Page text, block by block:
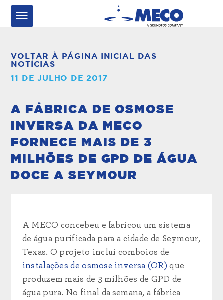
VOLTAR À PÁGINA INICIAL DAS
NOTÍCIAS
11 DE JULHO DE 2017
A FÁBRICA DE OSMOSE
INVERSA DA MECO
FORNECE MAIS DE 3
MILHÕES DE GPD DE ÁGUA
DOCE A SEYMOUR
A MECO concebeu e fabricou um sistema
de água purificada para a cidade de Seymour,
Texas. O projeto inclui comboios de
instalações de osmose inversa (OR) que
produzem mais de 3 milhões de GPD de
água pura. No final da semana, a fábrica